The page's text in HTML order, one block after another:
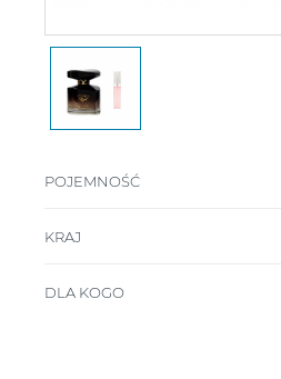
POJEMNOŚĆ
KRAJ
DLA KOGO